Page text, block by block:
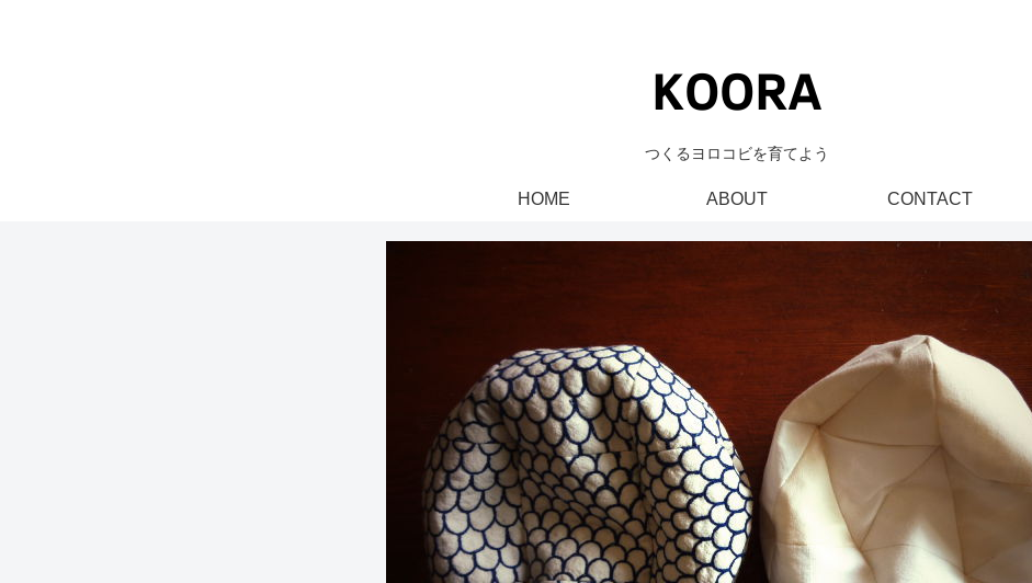
つくるヨロコビを育てよう
HOME ABOUT CONTACT